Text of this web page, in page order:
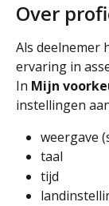
Over
Als deelnemer
ervaring in
In Mijn
instellingen
weergave
taal
tijd